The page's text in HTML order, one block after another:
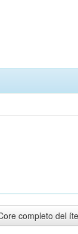
completo del